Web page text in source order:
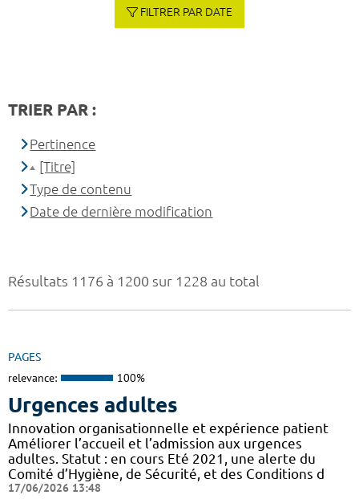
Résultats 1176 à 1200 sur 1228 au total
PAGES
relevance: 100%
Urgences adultes
Innovation organisationnelle et expérience patient
Améliorer l’accueil et l’admission aux urgences
adultes. Statut : en cours Eté 2021, une alerte du
Comité d’Hygiène, de Sécurité, et des Conditions d
17/06/2026 13:48
FILTRER PAR DATE
TRIER PAR :
Pertinence
[Titre]
Type de contenu
Date de dernière modification